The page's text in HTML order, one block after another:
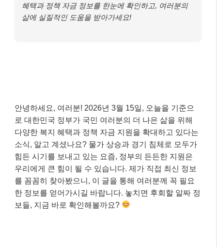
혜택과 정책 자금 정보를 한눈에 확인하고, 여러분의
삶에 실질적인 도움을 받아가세요!
안녕하세요, 여러분! 2026년 3월 15일, 오늘을 기준으
로 대한민국 정부가 국민 여러분의 더 나은 삶을 위해
다양한 복지 혜택과 정책 자금 지원을 확대하고 있다는
소식, 알고 계셨나요? 물가 상승과 경기 침체로 모두가
힘든 시기를 보내고 있는 요즘, 정부의 든든한 지원은
우리에게 큰 힘이 될 수 있습니다. 제가 직접 최신 정보
를 꼼꼼히 찾아봤으니, 이 글을 통해 여러분께 꼭 필요
한 정보를 얻어가시길 바랍니다. 놓치면 후회할 알짜 정
보들, 지금 바로 확인해볼까요?